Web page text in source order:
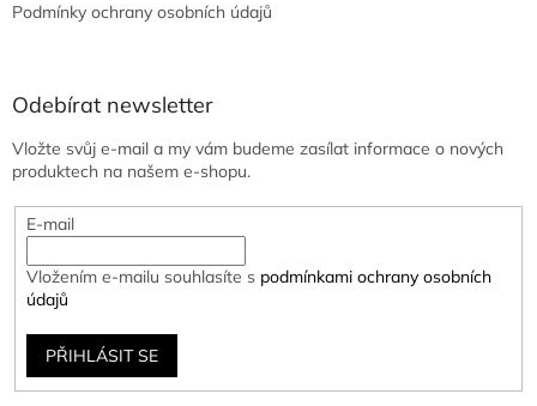
Podmínky ochrany osobních údajů
Odebírat newsletter
Vložte svůj e-mail a my vám budeme zasílat informace o nových
produktech na našem e-shopu.
E-mail
Vložením e-mailu souhlasíte s podmínkami ochrany osobních
údajů
PŘIHLÁSIT SE